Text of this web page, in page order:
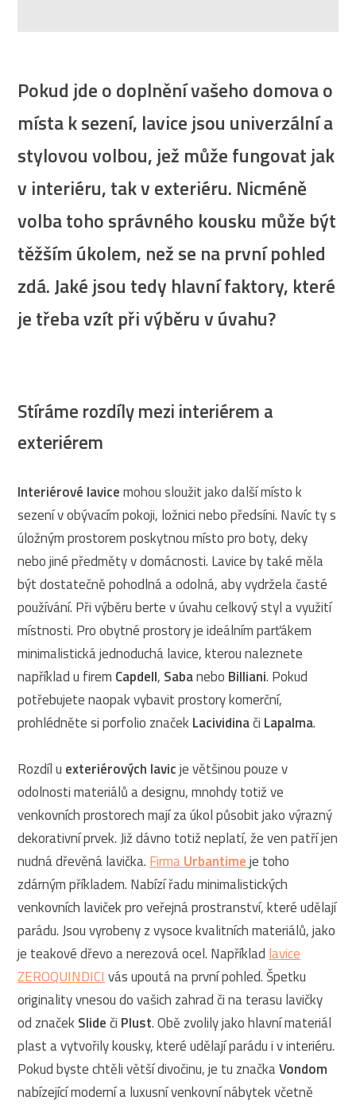
Pokud jde o doplnění vašeho domova o
místa k sezení, lavice jsou univerzální a
stylovou volbou, jež může fungovat jak
v interiéru, tak v exteriéru. Nicméně
volba toho správného kousku může být
těžším úkolem, než se na první pohled
zdá. Jaké jsou tedy hlavní faktory, které
je třeba vzít při výběru v úvahu?
Stíráme rozdíly mezi interiérem a
exteriérem
Interiérové lavicemohou sloužit jako další místo k
sezení v obývacím pokoji, ložnici nebo předsíni. Navíc ty s
úložným prostorem poskytnou místo pro boty, deky
nebo jiné předměty v domácnosti. Lavice by také měla
být dostatečně pohodlná a odolná, aby vydržela časté
používání. Při výběru berte v úvahu celkový styl a využití
místnosti. Pro obytné prostory je ideálním parťákem
minimalistická jednoduchá lavice, kterou naleznete
například u firem Capdell, Sabanebo Billiani. Pokud
potřebujete naopak vybavit prostory komerční,
prohlédněte si porfolio značekLacividinači Lapalma.
Rozdíl u exteriérových lavicje většinou pouze v
odolnosti materiálů a designu, mnohdy totiž ve
venkovních prostorech mají za úkol působit jako výrazný
dekorativní prvek. Již dávno totiž neplatí, že ven patří jen
nudná dřevěná lavička.FirmaUrbantimeje toho
zdárným příkladem. Nabízí řadu minimalistických
venkovních laviček pro veřejná prostranství, které udělají
parádu. Jsou vyrobeny z vysoce kvalitních materiálů, jako
je teakové dřevo a nerezová ocel. Napříkladlavice
ZEROQUINDICIvás upoutá na první pohled. Špetku
originality vnesou do vašich zahrad či na terasu lavičky
od značekSlide či Plust. Obě zvolily jako hlavní materiál
plast a vytvořily kousky, které udělají parádu i v interiéru.
Pokud byste chtěli větší divočinu, je tu značkaVondom
nabízející moderní a luxusní venkovní nábytek včetně